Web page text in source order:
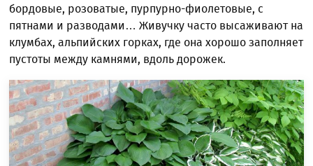
бордовые, розоватые, пурпурно-фиолетовые, с
пятнами и разводами… Живучку часто высаживают на
клумбах, альпийских горках, где она хорошо заполняет
пустоты между камнями, вдоль дорожек.